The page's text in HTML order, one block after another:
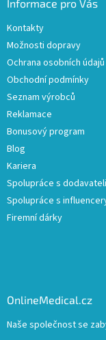
Informace pro Vás
Kontakty
Možnosti dopravy
Ochrana osobních údajů
Obchodní podmínky
Seznam výrobců
Reklamace
Bonusový program
Blog
Kariera
Spolupráce s dodavateli
Spolupráce s
Firemní dárky
OnlineMedical.cz
Naše společnost se